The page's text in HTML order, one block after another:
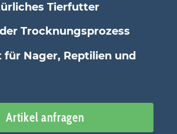
Tierfutter
Trocknungsprozess
für Nager, Reptilien und
Artikel anfragen